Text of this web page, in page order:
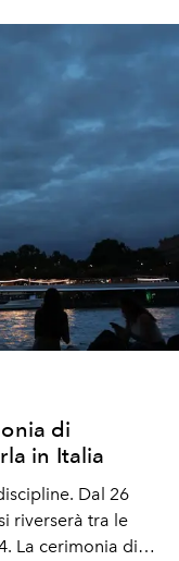
di
in Italia
Dal 26
riverserà tra le
La cerimonia di